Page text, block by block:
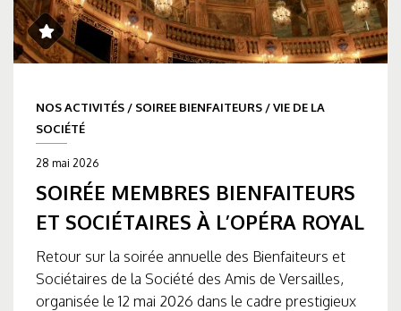
NOS ACTIVITÉS / SOIREE BIENFAITEURS /VIE DE LA
SOCIÉTÉ
28 mai 2026
SOIRÉE MEMBRES BIENFAITEURS
ET SOCIÉTAIRES À L’OPÉRA ROYAL
Retour sur la soirée annuelle des Bienfaiteurs et
Sociétaires de la Société des Amis de Versailles,
organisée le 12 mai 2026 dans le cadre prestigieux